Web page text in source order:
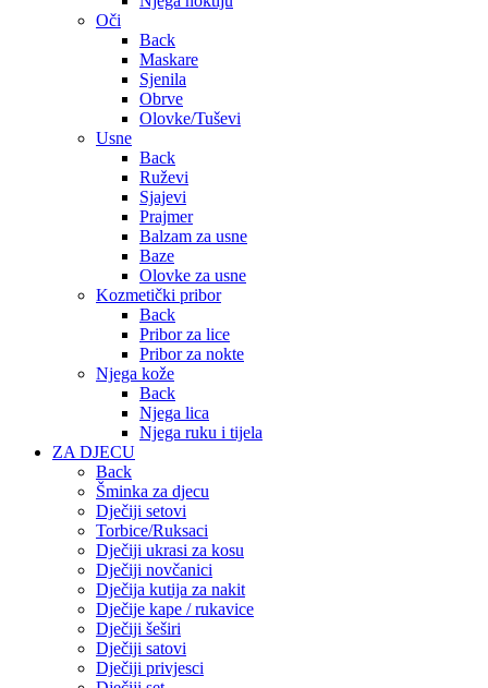
Oči
Back
Maskare
Sjenila
Obrve
Olovke/Tuševi
Usne
Back
Ruževi
Sjajevi
Prajmer
Balzam za usne
Baze
Olovke za usne
Kozmetički pribor
Back
Pribor za lice
Pribor za nokte
Njega kože
Back
Njega lica
Njega ruku i tijela
ZA DJECU
Back
Šminka za djecu
Dječiji setovi
Torbice/Ruksaci
Dječiji ukrasi za kosu
Dječiji novčanici
Dječija kutija za nakit
Dječije kape / rukavice
Dječiji šeširi
Dječiji satovi
Dječiji privjesci